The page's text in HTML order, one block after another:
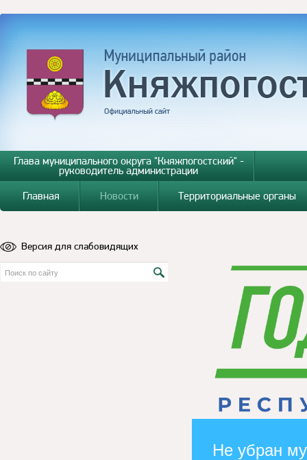
Глава муниципального округа "Княжпогостский" -
руководитель администрации
Главная
Новости Территориальные органы
Версия для слабовидящих
Не убран